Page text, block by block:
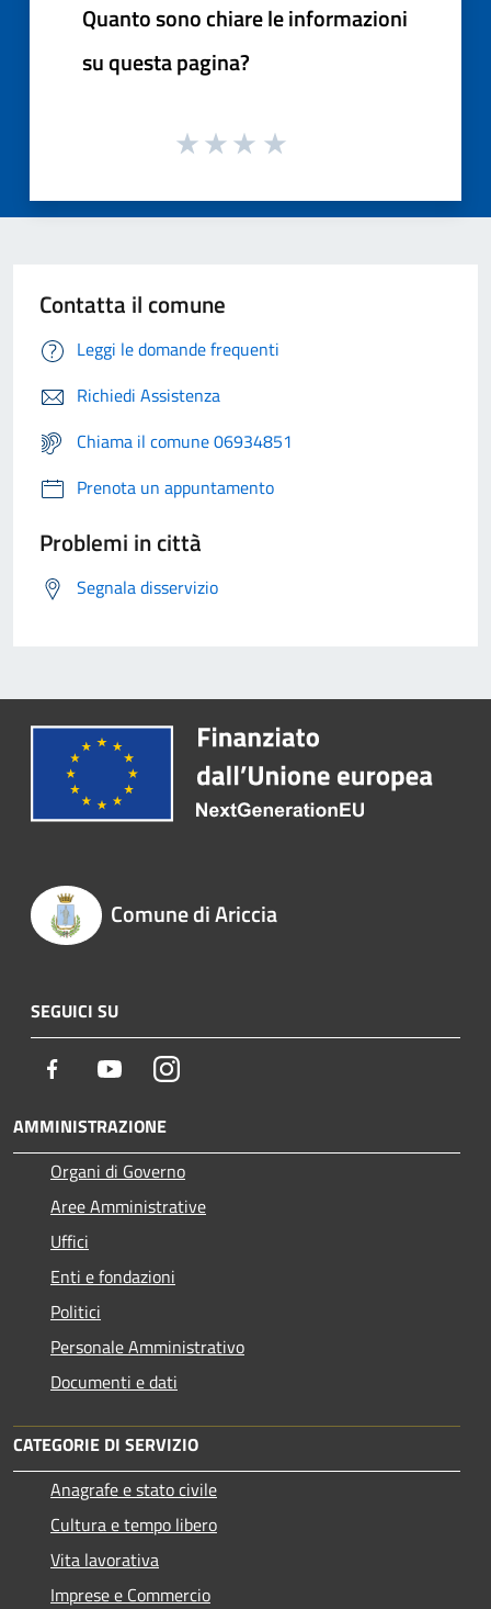
Quanto sono chiare le informazioni
su questa pagina?
Contatta il comune
Leggi le domande frequenti
Richiedi Assistenza
Chiama il comune 06934851
Prenota un appuntamento
Problemi in città
Segnala disservizio
Comune di Ariccia
SEGUICI SU
Facebook YoutubeInstagram
AMMINISTRAZIONE
Organi di Governo
Aree Amministrative
Uffici
Enti e fondazioni
Politici
Personale Amministrativo
Documenti e dati
CATEGORIE DI SERVIZIO
Anagrafe e stato civile
Cultura e tempo libero
Vita lavorativa
Imprese e Commercio